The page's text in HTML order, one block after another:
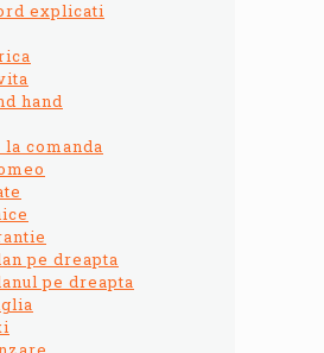
explicati
hand
comanda
pe dreapta
pe dreapta